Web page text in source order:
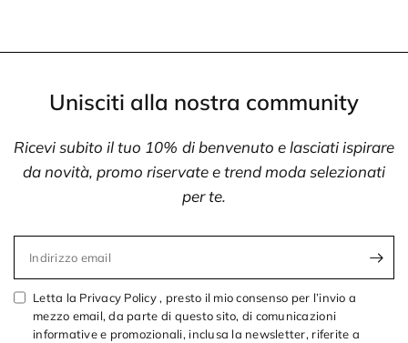
Unisciti alla nostra community
Ricevi subito il tuo 10% di benvenuto e lasciati ispirare
da novità, promo riservate e trend moda selezionati
per te.
Indirizzo email
Letta la Privacy Policy , presto il mio consenso per l’invio a
mezzo email, da parte di questo sito, di comunicazioni
informative e promozionali, inclusa la newsletter, riferite a